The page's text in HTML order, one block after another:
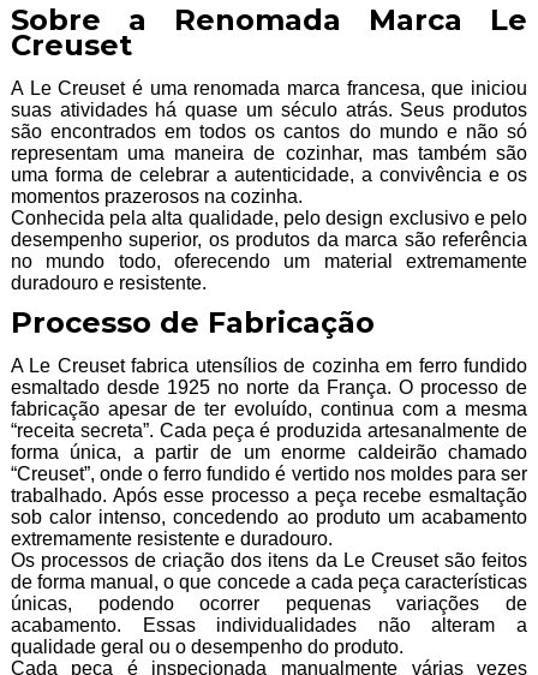
Sobre a Renomada Marca Le
Creuset
A Le Creuset é uma renomada marca francesa, que iniciou
suas atividades há quase um século atrás. Seus produtos
são encontrados em todos os cantos do mundo e não só
representam uma maneira de cozinhar, mas também são
uma forma de celebrar a autenticidade, a convivência e os
momentos prazerosos na cozinha.
Conhecida pela alta qualidade, pelo design exclusivo e pelo
desempenho superior, os produtos da marca são referência
no mundo todo, oferecendo um material extremamente
duradouro e resistente.
Processo de Fabricação
A Le Creuset fabrica utensílios de cozinha em ferro fundido
esmaltado desde 1925 no norte da França. O processo de
fabricação apesar de ter evoluído, continua com a mesma
“receita secreta”. Cada peça é produzida artesanalmente de
forma única, a partir de um enorme caldeirão chamado
“Creuset”, onde o ferro fundido é vertido nos moldes para ser
trabalhado. Após esse processo a peça recebe esmaltação
sob calor intenso, concedendo ao produto um acabamento
extremamente resistente e duradouro.
Os processos de criação dos itens da Le Creuset são feitos
de forma manual, o que concede a cada peça características
únicas, podendo ocorrer pequenas variações de
acabamento. Essas individualidades não alteram a
qualidade geral ou o desempenho do produto.
Cada peça é inspecionada manualmente várias vezes